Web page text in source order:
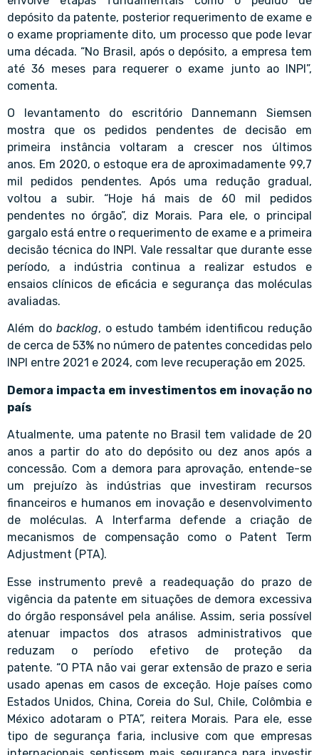
depósito da patente, posterior requerimento de exame e
o exame propriamente dito, um processo que pode levar
uma década. “No Brasil, após o depósito, a empresa tem
até 36 meses para requerer o exame junto ao INPI”,
comenta.
O levantamento do escritório Dannemann Siemsen
mostra que os pedidos pendentes de decisão em
primeira instância voltaram a crescer nos últimos
anos. Em 2020, o estoque era de aproximadamente 99,7
mil pedidos pendentes. Após uma redução gradual,
voltou a subir. “Hoje há mais de 60 mil pedidos
pendentes no órgão”, diz Morais. Para ele, o principal
gargalo está entre o requerimento de exame e a primeira
decisão técnica do INPI. Vale ressaltar que durante esse
período, a indústria continua a realizar estudos e
ensaios clínicos de eficácia e segurança das moléculas
avaliadas.
Além do backlog, o estudo também identificou redução
de cerca de 53% no número de patentes concedidas pelo
INPI entre 2021 e 2024, com leve recuperação em 2025.
Demora impacta em investimentos em inovação no
país
Atualmente, uma patente no Brasil tem validade de 20
anos a partir do ato do depósito ou dez anos após a
concessão. Com a demora para aprovação, entende-se
um prejuízo às indústrias que investiram recursos
financeiros e humanos em inovação e desenvolvimento
de moléculas. A Interfarma defende a criação de
mecanismos de compensação como o Patent Term
Adjustment (PTA).
Esse instrumento prevê a readequação do prazo de
vigência da patente em situações de demora excessiva
do órgão responsável pela análise. Assim, seria possível
atenuar impactos dos atrasos administrativos que
reduzam o período efetivo de proteção da
patente. “O PTA não vai gerar extensão de prazo e seria
usado apenas em casos de exceção. Hoje países como
Estados Unidos, China, Coreia do Sul, Chile, Colômbia e
México adotaram o PTA”, reitera Morais. Para ele, esse
tipo de segurança faria, inclusive com que empresas